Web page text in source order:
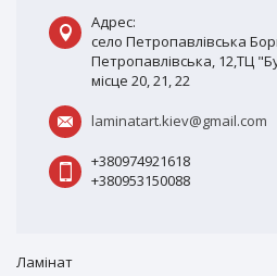
Адрес:
село Петропавлівська
Петропавлівська, 12,ТЦ
місце 20, 21, 22
laminatart.kiev@gmail.com
+380974921618
+380953150088
Ламiнат